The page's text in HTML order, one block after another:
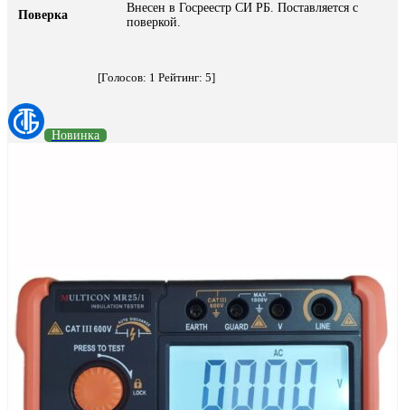
Поверка
Внесен в Госреестр СИ РБ. Поставляется с
поверкой.
[Голосов: 1 Рейтинг: 5]
Новинка